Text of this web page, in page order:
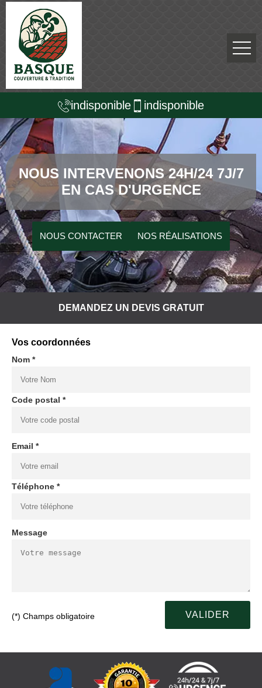
indisponible indisponible
NOUS INTERVENONS 24H/24 7J/7
EN CAS D'URGENCE
NOUS CONTACTER NOS RÉALISATIONS
DEMANDEZ UN DEVIS GRATUIT
Vos coordonnées
Nom *
Code postal *
Email *
Téléphone *
Message
(*) Champs obligatoire